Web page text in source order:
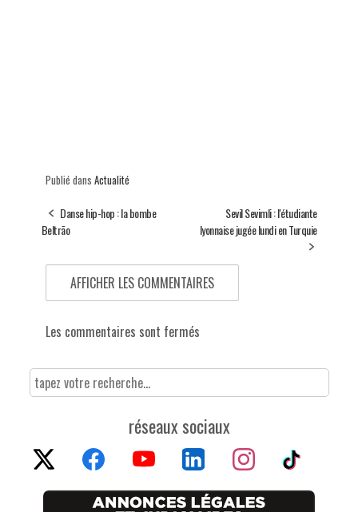
Publié dans Actualité
Danse hip-hop : la bombe
Beltrão
Sevil Sevimli : l'étudiante
lyonnaise jugée lundi en Turquie
AFFICHER LES COMMENTAIRES
Les commentaires sont fermés
réseaux sociaux